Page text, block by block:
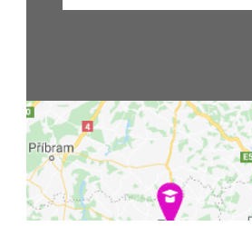
Praha 10
krajská města
Brno
Plzeň
Liberec
Olomouc
20 a více hodin týdně